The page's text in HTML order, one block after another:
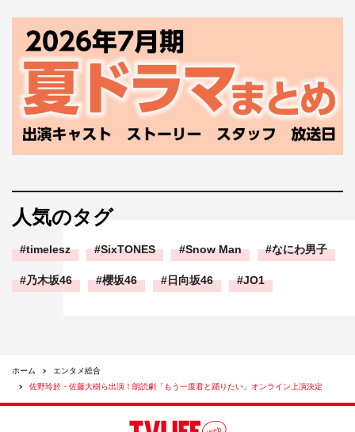
人気のタグ
timelesz SixTONES Snow Man なにわ男子
乃木坂46 櫻坂46 日向坂46 JO1
ホーム
エンタメ総合
佐野玲於・佐藤大樹ら出演！朗読劇「もう一度君と踊りたい」オンライン上演決定